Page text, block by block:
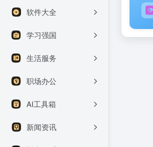
软件大全
学习强国
生活服务
职场办公
AI工具箱
新闻资讯